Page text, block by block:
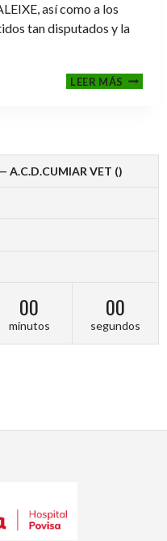
así como a los
tan disputados y la
LEER MÁS
2024-
A.C.D.CUMIAR VET ()
00
minutos
00
segundos